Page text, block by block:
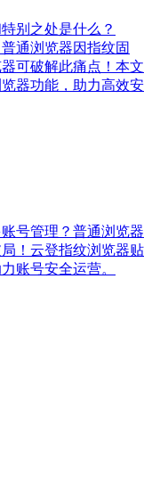
别之处是什么？
通浏览器因指纹固
可破解此痛点！本文
器功能，助力高效安
号管理？普通浏览器
！云登指纹浏览器贴
账号安全运营。